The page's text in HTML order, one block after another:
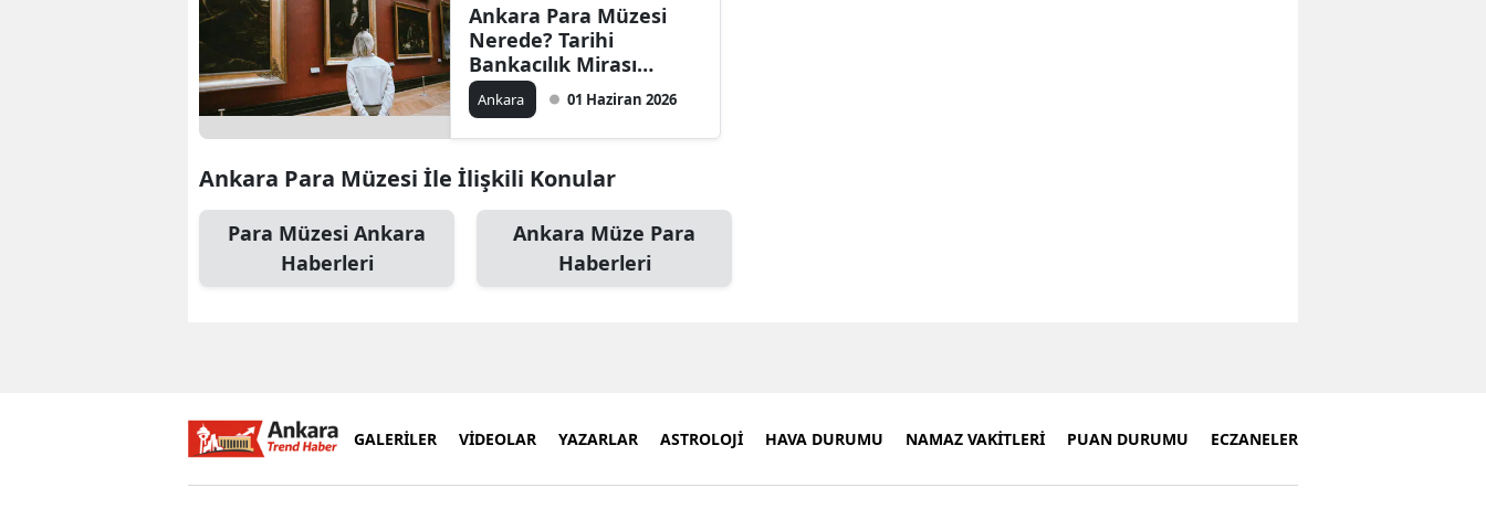
Ankara Para Müzesi
Nerede? Tarihi
Bankacılık Mirası
Ziyarete Açık mı?
Ankara 01 Haziran 2026
Ankara Para Müzesi İle İlişkili Konular
Para Müzesi Ankara
Haberleri
Ankara Müze Para
Haberleri
GALERİLER VİDEOLAR YAZARLAR ASTROLOJİ HAVA DURUMU NAMAZ VAKİTLERİ PUAN DURUMU ECZANELER